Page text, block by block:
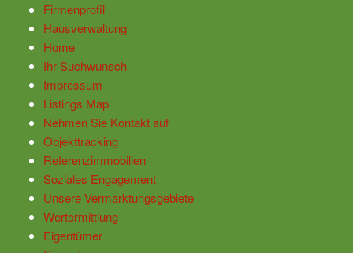
Firmenprofil
Hausverwaltung
Home
Ihr Suchwunsch
Impressum
Listings Map
Nehmen Sie Kontakt auf
Objekttracking
Referenzimmobilien
Soziales Engagement
Unsere Vermarktungsgebiete
Wertermittlung
Eigentümer